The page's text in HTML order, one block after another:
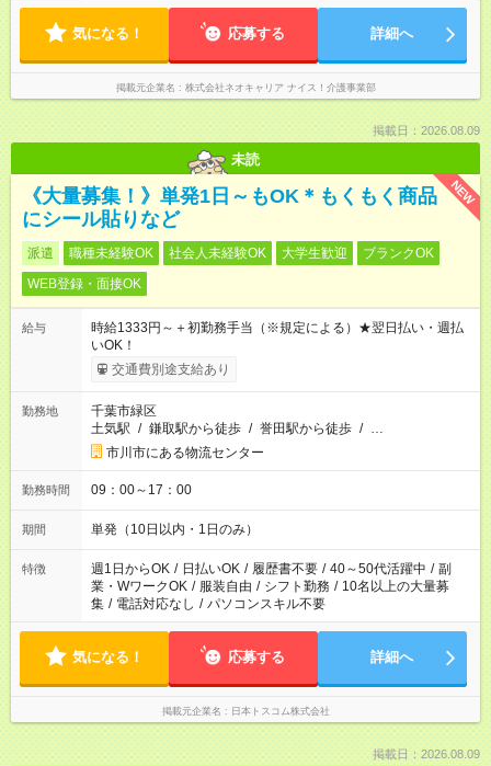
気になる！ 応募する 詳細へ
掲載元企業名 株式会社ネオキャリア ナイス！介護事業部
掲載日：2026.08.09
未読
NEW
《大量募集！》単発1日～もOK＊もくもく商品
にシール貼りなど
派遣 職種未経験OK 社会人未経験OK 大学生歓迎
ブランクOK
WEB登録・面接OK
給与
時給1333円～＋初勤務手当（※規定による）★翌日払い・週払
いOK！
交通費別途支給あり
勤務地
千葉市緑区
土気駅 / 鎌取駅から徒歩 / 誉田駅から徒歩 / …
市川市にある物流センター
勤務時間 09：00～17：00
期間 単発（10日以内・1日のみ）
特徴 週1日からOK / 日払いOK / 履歴書不要 / 40～50代活躍中 / 副
業・WワークOK / 服装自由 / シフト勤務 / 10名以上の大量募
集 / 電話対応なし / パソコンスキル不要
気になる！ 応募する 詳細へ
掲載元企業名 日本トスコム株式会社
掲載日：2026.08.09